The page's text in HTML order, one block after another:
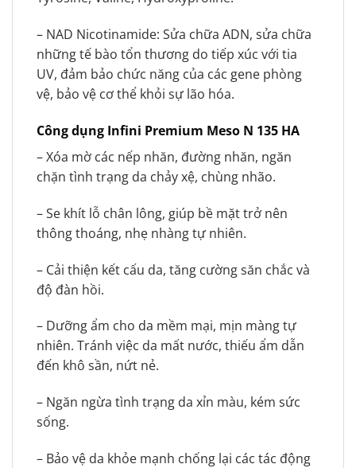
– NAD Nicotinamide: Sửa chữa ADN, sửa chữa
những tế bào tổn thương do tiếp xúc với tia
UV, đảm bảo chức năng của các gene phòng
vệ, bảo vệ cơ thể khỏi sự lão hóa.
Công dụng Infini Premium Meso N 135 HA
– Xóa mờ các nếp nhăn, đường nhăn, ngăn
chặn tình trạng da chảy xệ, chùng nhão.
– Se khít lỗ chân lông, giúp bề mặt trở nên
thông thoáng, nhẹ nhàng tự nhiên.
– Cải thiện kết cấu da, tăng cường săn chắc và
độ đàn hồi.
– Dưỡng ẩm cho da mềm mại, mịn màng tự
nhiên. Tránh việc da mất nước, thiếu ẩm dẫn
đến khô sần, nứt nẻ.
– Ngăn ngừa tình trạng da xỉn màu, kém sức
sống.
– Bảo vệ da khỏe mạnh chống lại các tác động